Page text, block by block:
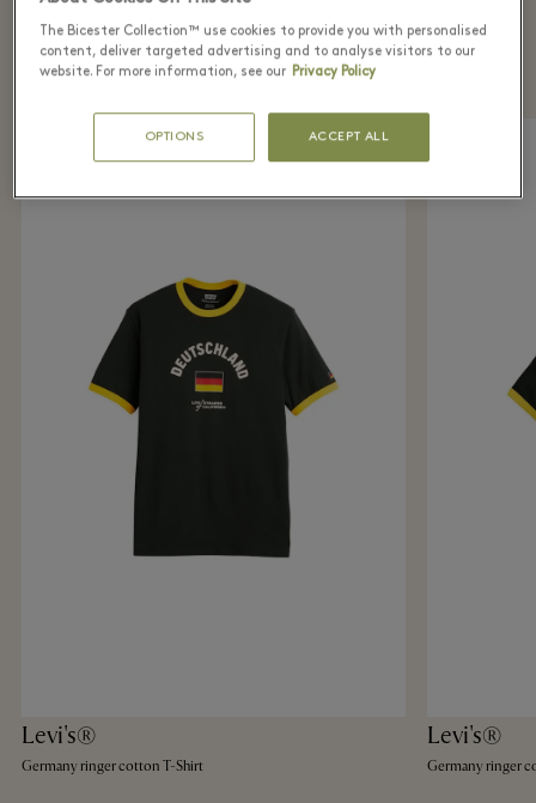
Recently seen in the
boutique
Levi's®
Germany ringer cotton T-Shirt
Levi's®
Germany ringer
The Bicester Collection™ use cookies to provide you with personalised
content, deliver targeted advertising and to analyse visitors to our
website. For more information, see our Privacy Policy
OPTIONS ACCEPT ALL